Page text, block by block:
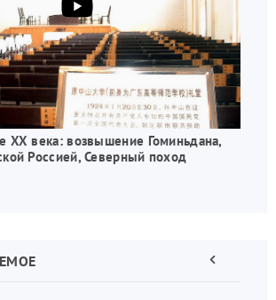
XX века: возвышение Гоминьдана,
Россией, Северный поход
Предыдущая